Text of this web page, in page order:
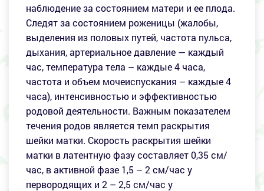
наблюдение за состоянием матери и ее плода.
Следят за состоянием роженицы (жалобы,
выделения из половых путей, частота пульса,
дыхания, артериальное давление — каждый
час, температура тела – каждые 4 часа,
частота и объем мочеиспускания – каждые 4
часа), интенсивностью и эффективностью
родовой деятельности. Важным показателем
течения родов является темп раскрытия
шейки матки. Скорость раскрытия шейки
матки в латентную фазу составляет 0,35 см/
час, в активной фазе 1,5 – 2 см/час у
первородящих и 2 – 2,5 см/час у